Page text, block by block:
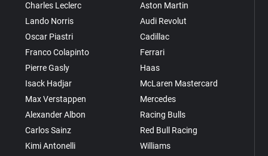
Charles Leclerc
Lando Norris
Oscar Piastri
Franco Colapinto
Pierre Gasly
Isack Hadjar
Max Verstappen
Alexander Albon
Carlos Sainz
Kimi Antonelli
Aston Martin
Audi Revolut
Cadillac
Ferrari
Haas
McLaren Mastercard
Mercedes
Racing Bulls
Red Bull Racing
Williams